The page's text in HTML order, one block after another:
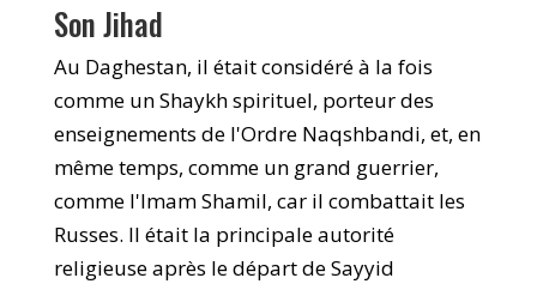
Son Jihad
Au Daghestan, il était considéré à la fois
comme un Shaykh spirituel, porteur des
enseignements de l'Ordre Naqshbandi, et, en
même temps, comme un grand guerrier,
comme l'Imam Shamil, car il combattait les
Russes. Il était la principale autorité
religieuse après le départ de Sayyid